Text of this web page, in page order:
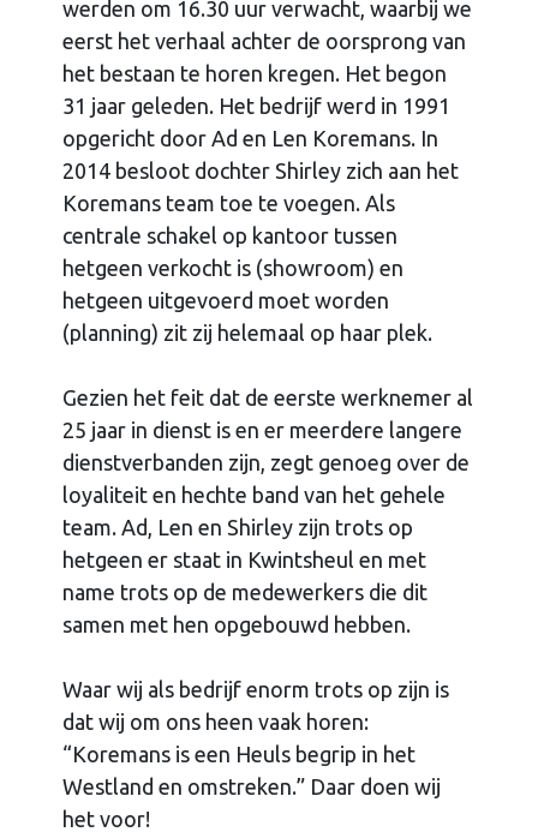
werden om 16.30 uur verwacht, waarbij we
eerst het verhaal achter de oorsprong van
het bestaan te horen kregen. Het begon
31 jaar geleden. Het bedrijf werd in 1991
opgericht door Ad en Len Koremans. In
2014 besloot dochter Shirley zich aan het
Koremans team toe te voegen. Als
centrale schakel op kantoor tussen
hetgeen verkocht is (showroom) en
hetgeen uitgevoerd moet worden
(planning) zit zij helemaal op haar plek.
Gezien het feit dat de eerste werknemer al
25 jaar in dienst is en er meerdere langere
dienstverbanden zijn, zegt genoeg over de
loyaliteit en hechte band van het gehele
team. Ad, Len en Shirley zijn trots op
hetgeen er staat in Kwintsheul en met
name trots op de medewerkers die dit
samen met hen opgebouwd hebben.
Waar wij als bedrijf enorm trots op zijn is
dat wij om ons heen vaak horen:
“Koremans is een Heuls begrip in het
Westland en omstreken.” Daar doen wij
het voor!